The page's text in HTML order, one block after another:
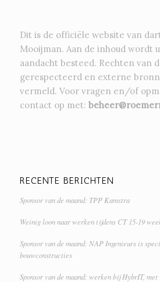
Dit is de officiële website van
Mooijman. Aan de inhoud wordt
aandacht besteed. Rechten van
gerespecteerd en externe
vermeld. Voor vragen en/of
contact op met:
RECENTE BERICHTEN
Sponsor van de maand: TPP Kamstra
Weinig loon naar werken tijdens CT 15-19
Sponsor van de maand: NAP Ingenieurs is
bouwconstructies
Sponsor van de maand: werken bij HybrIT, met